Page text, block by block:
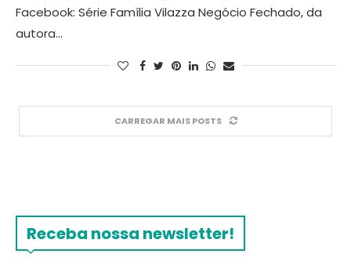
Facebook: Série Família Vilazza Negócio Fechado, da
autora…
CARREGAR MAIS POSTS
Receba nossa newsletter!